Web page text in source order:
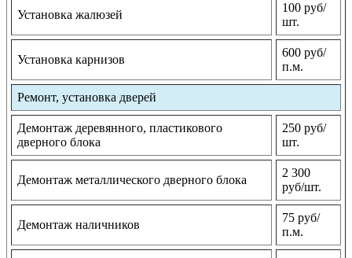
Установка жалюзей
100 руб/
шт.
Установка карнизов
600 руб/
п.м.
Ремонт, установка дверей
Демонтаж деревянного, пластикового
дверного блока
250 руб/
шт.
Демонтаж металлического дверного блока
2 300
руб/шт.
Демонтаж наличников
75 руб/
п.м.